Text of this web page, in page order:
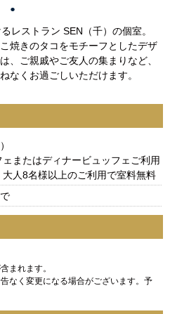
レストラン SEN（千）の個室。
焼きのタコをモチーフとしたデザ
、ご親戚やご友人の集まりなど、
なくお過ごしいただけます。
またはディナービュッフェご利用
人8名様以上のご利用で室料無料
まれます。
なく変更になる場合がございます。予